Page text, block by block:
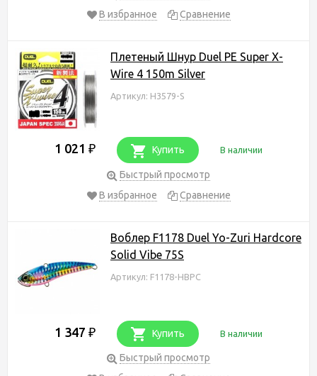
В избранное
Сравнение
Плетеный Шнур Duel PE Super X-
Wire 4 150m Silver
Артикул: H3579-S
1 021 ₽ Купить В наличии
Быстрый просмотр
В избранное
Сравнение
Воблер F1178 Duel Yo-Zuri Hardcore
Solid Vibe 75S
Артикул: F1178-HBPC
1 347 ₽ Купить В наличии
Быстрый просмотр